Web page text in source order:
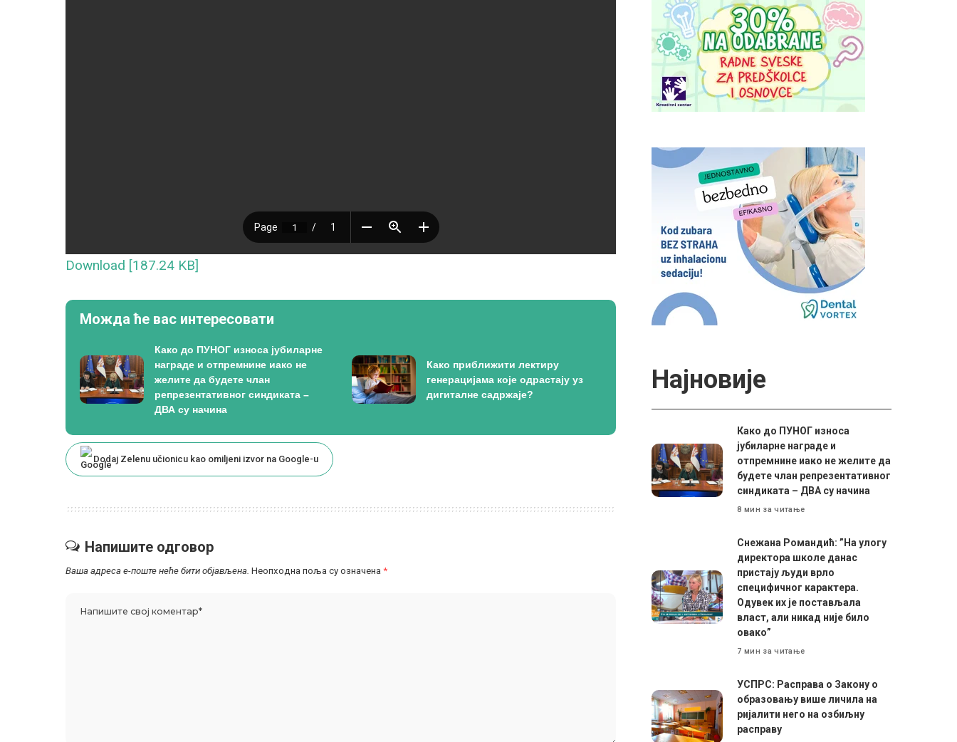
Download [187.24 KB]
Можда ће вас интересовати
Како до ПУНОГ износа јубиларне
награде и отпремнине иако не
желите да будете члан
репрезентативног синдиката –
ДВА су начина
Како приближити лектиру
генерацијама које одрастају уз
дигиталне садржаје?
Dodaj Zelenu učionicu kao omiljeni izvor na Google-u
Напишите одговор
Ваша адреса е-поште неће бити објављена. Неопходна поља су означена *
Најновије
Како до ПУНОГ износа
јубиларне награде и
отпремнине иако не желите да
будете члан репрезентативног
синдиката – ДВА су начина
8 мин за читање
Снежана Романдић: ”На улогу
директора школе данас
пристају људи врло
специфичног карактера.
Одувек их је постављала
власт, али никад није било
овако”
7 мин за читање
УСПРС: Расправа о Закону о
образовању више личила на
ријалити него на озбиљну
расправу